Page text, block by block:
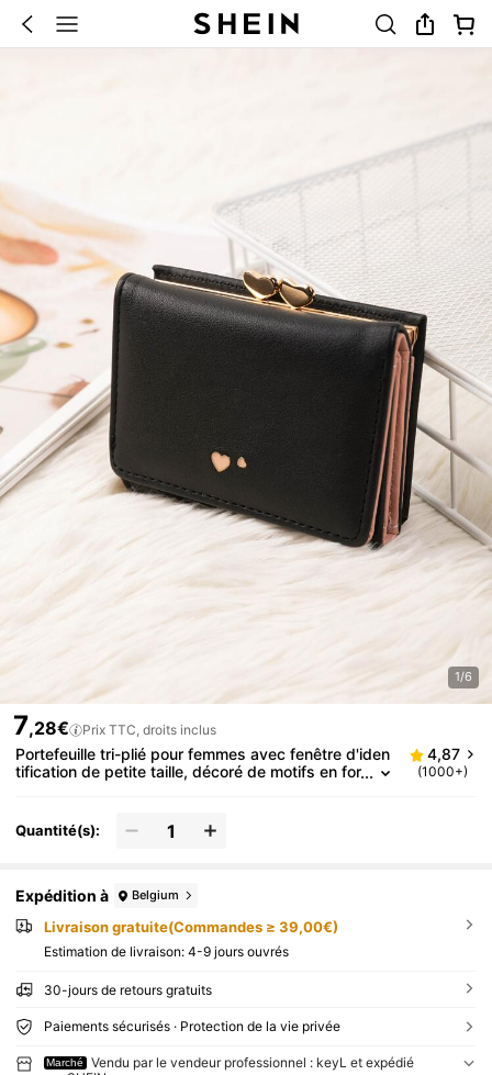
1/6
7,28€ Prix TTC, droits inclus
Portefeuille tri-plié pour femmes avec fenêtre d'iden
tification de petite taille, décoré de motifs en for
un anniversaire ou la Saint-Valentin. Peut également
être offert comme cadeau aux enseignants, aux étu
4,87
(1000+)
Quantité(s):
Expédition à Belgium
Livraison gratuite(Commandes ≥ 39,00€)
Estimation de livraison: 4-9 jours ouvrés
30-jours de retours gratuits
Paiements sécurisés · Protection de la vie privée
Marché
Vendu par le vendeur professionnel : keyL et expédié